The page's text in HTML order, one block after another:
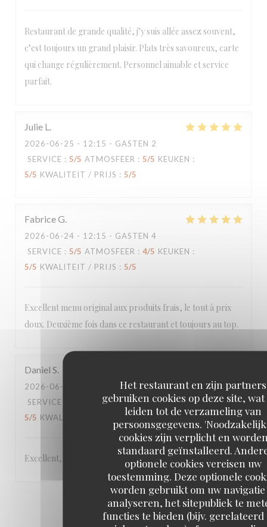
Het restaurant en zijn partners
gebruiken cookies op deze site,
leiden tot de verzameling van
persoonsgegevens.
cookies zijn verplicht en
standaard geïnstalleerd.
optionele cookies vereisen uw
toestemming. Deze optionele
worden gebruikt om uw
analyseren, het sitepubliek te
functies te bieden (bijv. gerelateerd
Restaurant de grande qualité, j’y suis allée assez souvent,
c’est toujours un grand plaisir. Plats très savoureux, carte
qui change régulièrement. Personnel aimable et service
parfait.
Julie L
2026-06-25 - 12:15 - GASTEN 2
SERVICE : 5/5 ATMOSFEER : 5/5 KEUKEN :
5/5 KWALITEIT / PRIJS : 5/5
FabriceG
2026-06-24 - 12:15 - GASTEN 4
SERVICE : 5/5 ATMOSFEER : 4/5 KEUKEN :
5/5 KWALITEIT / PRIJS : 5/5
Excellent menu original aux produits frais, le tout à prix
doux. Deuxième fois dans ce restaurant et toujours au top.
Daniel S
2026-06-22
- 19:45 - GASTEN 5
SERVICE
ATMOSFEER: 5/5 KEUKEN:
5/5 KWALITEIT / PRIJS 5/5
Excellent,
2
Loco by Jem's